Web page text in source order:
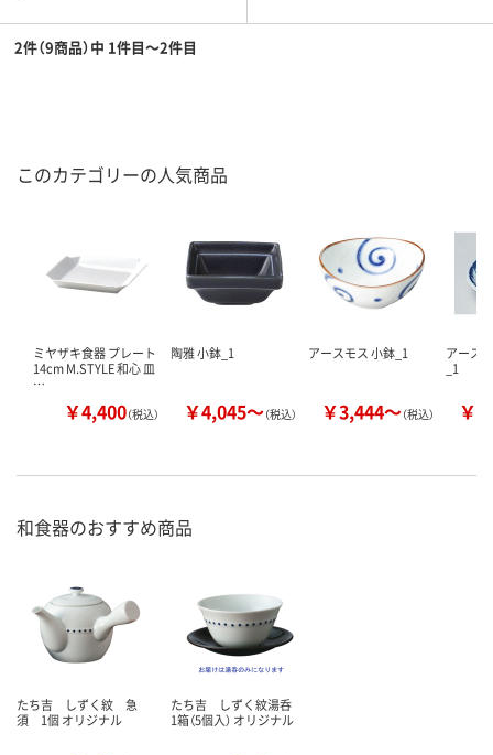
2件（9商品）中 1件目～2件目
このカテゴリーの人気商品
ミヤザキ食器 プレート
14cm M.STYLE 和心 皿
…
￥4,400（税込）
陶雅 小鉢_1
￥4,045～（税込）
アースモス 小鉢_1
￥3,444～（税込）
アース
_1
￥
和食器のおすすめ商品
たち吉 しずく紋 急
須 1個 オリジナル
たち吉 しずく紋湯呑
1箱（5個入） オリジナル